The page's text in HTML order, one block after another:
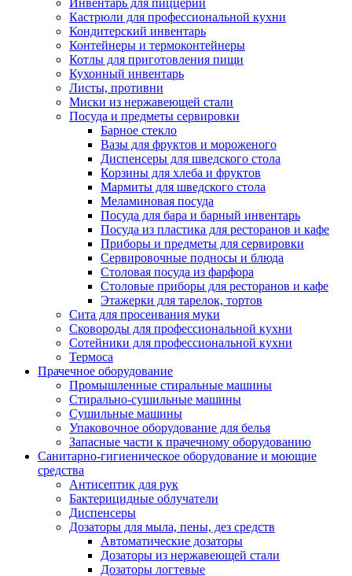
Инвентарь для пиццерий
Кастрюли для профессиональной кухни
Кондитерский инвентарь
Контейнеры и термоконтейнеры
Котлы для приготовления пищи
Кухонный инвентарь
Листы, противни
Миски из нержавеющей стали
Посуда и предметы сервировки
Барное стекло
Вазы для фруктов и мороженого
Диспенсеры для шведского стола
Корзины для хлеба и фруктов
Мармиты для шведского стола
Меламиновая посуда
Посуда для бара и барный инвентарь
Посуда из пластика для ресторанов и кафе
Приборы и предметы для сервировки
Сервировочные подносы и блюда
Столовая посуда из фарфора
Столовые приборы для ресторанов и кафе
Этажерки для тарелок, тортов
Сита для просеивания муки
Сковороды для профессиональной кухни
Сотейники для профессиональной кухни
Термоса
Прачечное оборудование
Промышленные стиральные машины
Стирально-сушильные машины
Сушильные машины
Упаковочное оборудование для белья
Запасные части к прачечному оборудованию
Санитарно-гигиеническое оборудование и моющие
средства
Антисептик для рук
Бактерицидные облучатели
Диспенсеры
Дозаторы для мыла, пены, дез средств
Автоматические дозаторы
Дозаторы из нержавеющей стали
Дозаторы логтевые